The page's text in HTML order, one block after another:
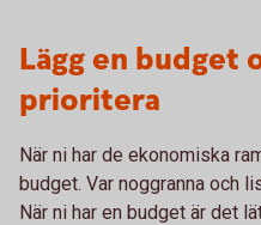
Lägg en budget
prioritera
När ni har de ekonomiska
budget. Var noggranna och
När ni har en budget är det